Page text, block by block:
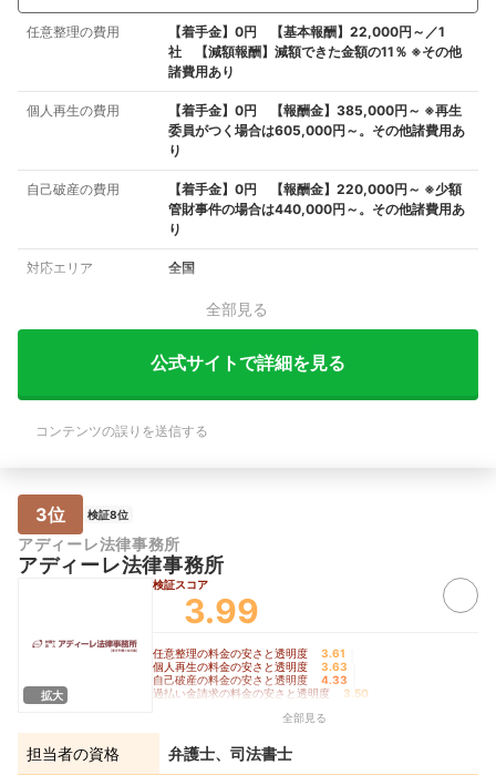
任意整理の費用
【着手金】0円 【基本報酬】22,000円～／1
社 【減額報酬】減額できた金額の11％ ※その他
諸費用あり
個人再生の費用
【着手金】0円 【報酬金】385,000円～ ※再生
委員がつく場合は605,000円～。その他諸費用あ
り
自己破産の費用
【着手金】0円 【報酬金】220,000円～ ※少額
管財事件の場合は440,000円～。その他諸費用あ
り
対応エリア 全国
全部見る
公式サイトで詳細を見る
コンテンツの誤りを送信する
3位 検証8位
アディーレ法律事務所
アディーレ法律事務所
拡大
検証スコア
3.99
任意整理の料金の安さと透明度 3.61
個人再生の料金の安さと透明度 3.63
自己破産の料金の安さと透明度 4.33
過払い金請求の料金の安さと透明度 3.50
全部見る
担当者の資格 弁護士、司法書士